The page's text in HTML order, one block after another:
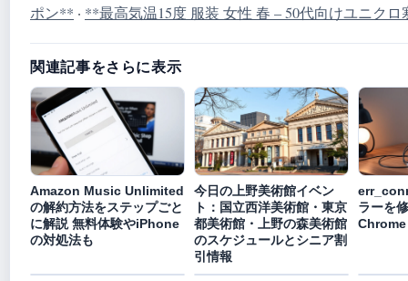
ポン** · **最高気温15度 服装 女性 春 – 50代向けユニク
関連記事をさらに表示
Amazon Music Unlimited
の解約方法をステップごと
に解説 無料体験やiPhone
の対処法も
今日の上野美術館イベン
ト：国立西洋美術館・東京
都美術館・上野の森美術館
のスケジュールとシニア割
引情報
ラーを